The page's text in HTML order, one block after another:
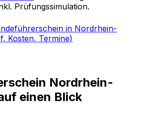
Prüfungssimulation.
in Nordrhein-
Kosten, Termine)
Nordrhein-
einen Blick